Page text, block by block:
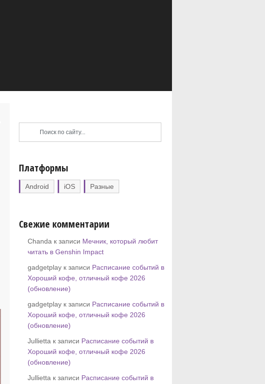
Платформы
Android iOS Разные
Свежие комментарии
Chanda к записи Мечник, который любит
читать в Genshin Impact
gadgetplay к записи Расписание событий в
Хороший кофе, отличный кофе 2026
(обновление)
gadgetplay к записи Расписание событий в
Хороший кофе, отличный кофе 2026
(обновление)
Jullietta к записи Расписание событий в
Хороший кофе, отличный кофе 2026
(обновление)
Jullietta к записи Расписание событий в